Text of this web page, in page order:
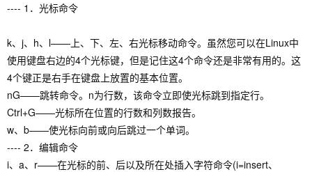
---- 1．光标命令
k、j、h、l——上、下、左、右光标移动命令。虽然您可以在Linux中
使用键盘右边的4个光标键，但是记住这4个命令还是非常有用的。这
4个键正是右手在键盘上放置的基本位置。
nG——跳转命令。n为行数，该命令立即使光标跳到指定行。
Ctrl+G——光标所在位置的行数和列数报告。
w、b——使光标向前或向后跳过一个单词。
---- 2．编辑命令
i、a、r——在光标的前、后以及所在处插入字符命令(i=insert、